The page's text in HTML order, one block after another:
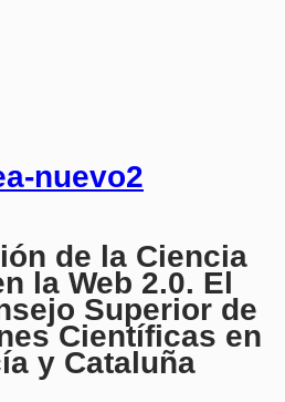
de la Ciencia
la Web 2.0. El
Superior de
Científicas en
y Cataluña